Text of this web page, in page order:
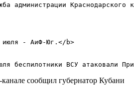
администрации
5 июля - АиФ-Юг.</b>
сообщил губернатор Кубани